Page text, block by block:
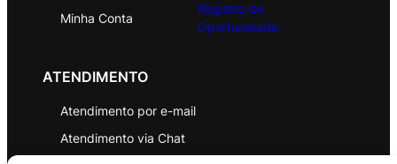
Minha Conta
Registro de
Oportunidade
ATENDIMENTO
Atendimento por e-mail
Atendimento via Chat